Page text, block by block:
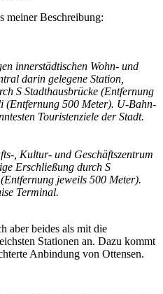
meiner Beschreibung:
innerstädtischen Wohn- und
darin gelegene Station,
S Stadthausbrücke (Entfernung
(Entfernung 500 Meter). U-Bahn-
Touristenziele der Stadt.
, Kultur- und Geschäftszentrum
Erschließung durch S
jeweils 500 Meter).
Terminal.
aber beides als mit die
Stationen an. Dazu kommt
Anbindung von Ottensen.